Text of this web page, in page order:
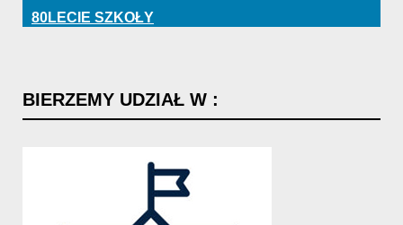
80LECIE SZKOŁY
BIERZEMY UDZIAŁ W :